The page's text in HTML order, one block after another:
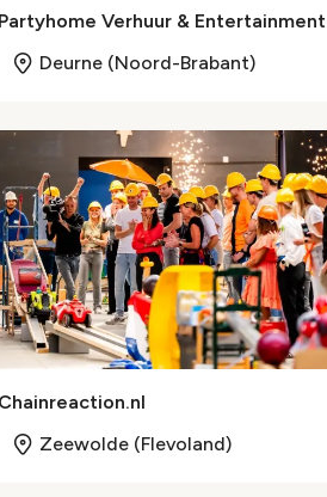
Partyhome Verhuur & Entertainment
Deurne (Noord-Brabant)
Chainreaction.nl
Zeewolde (Flevoland)